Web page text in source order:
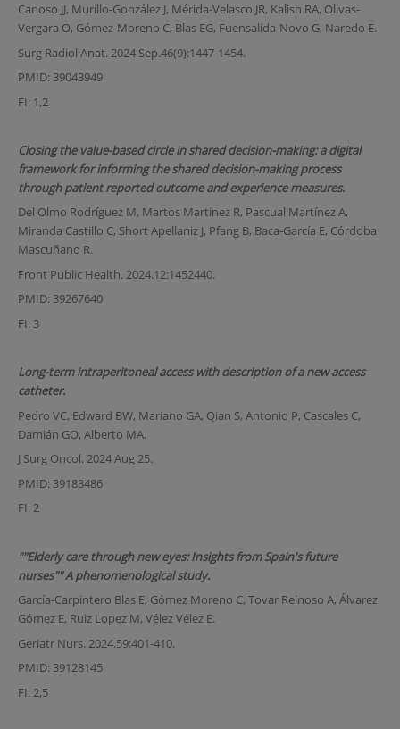
Canoso JJ, Murillo-González J, Mérida-Velasco JR, Kalish RA, Olivas-
Vergara O, Gómez-Moreno C, Blas EG, Fuensalida-Novo G, Naredo E.
Surg Radiol Anat. 2024 Sep.46(9):1447-1454.
PMID: 39043949
FI: 1,2
Closing the value-based circle in shared decision-making: a digital
framework for informing the shared decision-making process
through patient reported outcome and experience measures.
Del Olmo Rodríguez M, Martos Martinez R, Pascual Martínez A,
Miranda Castillo C, Short Apellaniz J, Pfang B, Baca-García E, Córdoba
Mascuñano R.
Front Public Health. 2024.12:1452440.
PMID: 39267640
FI: 3
Long-term intraperitoneal access with description of a new access
catheter.
Pedro VC, Edward BW, Mariano GA, Qian S, Antonio P, Cascales C,
Damián GO, Alberto MA.
J Surg Oncol. 2024 Aug 25.
PMID: 39183486
FI: 2
""Elderly care through new eyes: Insights from Spain's future
nurses"" A phenomenological study.
García-Carpintero Blas E, Gómez Moreno C, Tovar Reinoso A, Álvarez
Gómez E, Ruiz Lopez M, Vélez Vélez E.
Geriatr Nurs. 2024.59:401-410.
PMID: 39128145
FI: 2,5